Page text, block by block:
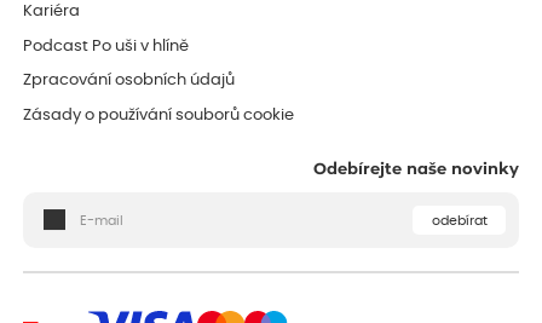
Kariéra
Podcast Po uši v hlíně
Zpracování osobních údajů
Zásady o používání souborů cookie
Odebírejte naše novinky
odebírat